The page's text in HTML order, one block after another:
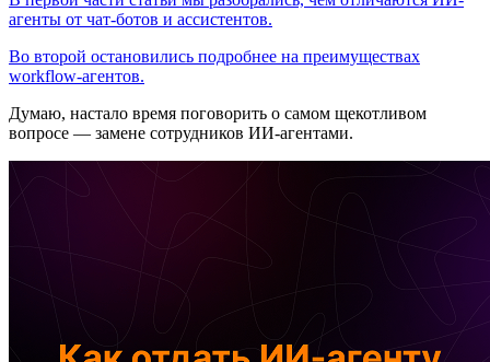
агенты от чат-ботов и ассистентов.
Во второй остановились подробнее на преимуществах
workflow-агентов.
Думаю, настало время поговорить о самом щекотливом
вопросе — замене сотрудников ИИ-агентами.